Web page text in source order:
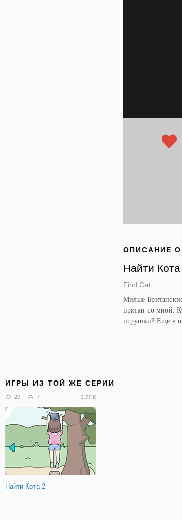
ОПИСАНИЕ
Найти Кота
Find Cat
Милые
прятки со мной.
игрушки? Еще в
ИГРЫ ИЗ ТОЙ ЖЕ СЕРИИ
20 7 2.77 K
Найти Кота 2